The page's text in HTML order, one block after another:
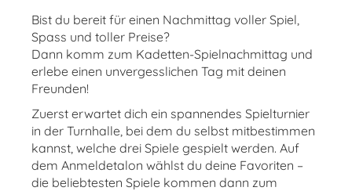
Bist du bereit für einen Nachmittag voller Spiel,
Spass und toller Preise?
Dann komm zum Kadetten-Spielnachmittag und
erlebe einen unvergesslichen Tag mit deinen
Freunden!
Zuerst erwartet dich ein spannendes Spielturnier
in der Turnhalle, bei dem du selbst mitbestimmen
kannst, welche drei Spiele gespielt werden. Auf
dem Anmeldetalon wählst du deine Favoriten –
die beliebtesten Spiele kommen dann zum